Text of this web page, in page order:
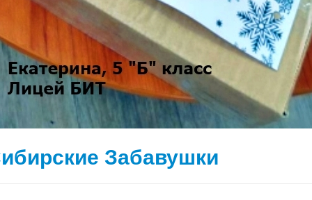
Забавушки